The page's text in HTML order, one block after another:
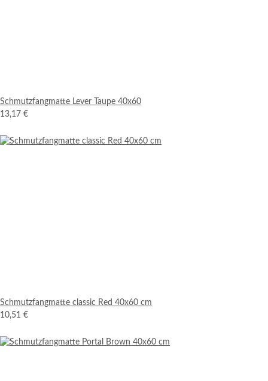
Schmutzfangmatte Lever Taupe 40x60
13,17 €
Schmutzfangmatte classic Red 40x60 cm
10,51 €